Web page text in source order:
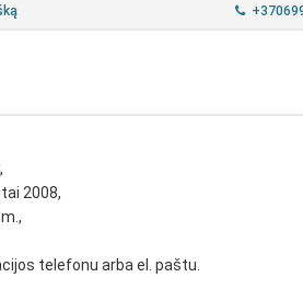
2008,
telefonu arba el. paštu.